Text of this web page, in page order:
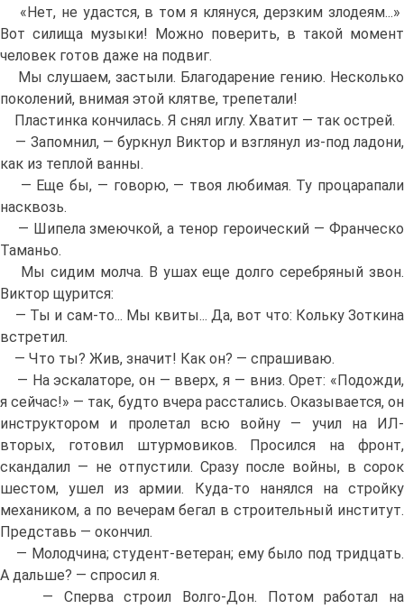
«Нет, не удастся, в том я клянуся, дерзким злодеям...»
Вот силища музыки! Можно поверить, в такой момент
человек готов даже на подвиг.
Мы слушаем, застыли. Благодарение гению. Несколько
поколений, внимая этой клятве, трепетали!
Пластинка кончилась. Я снял иглу. Хватит — так острей.
— Запомнил, — буркнул Виктор и взглянул из-под ладони,
как из теплой ванны.
— Еще бы, — говорю, — твоя любимая. Ту процарапали
насквозь.
— Шипела змеючкой, а тенор героический — Франческо
Таманьо.
Мы сидим молча. В ушах еще долго серебряный звон.
Виктор щурится:
— Ты и сам-то... Мы квиты... Да, вот что: Кольку Зоткина
встретил.
— Что ты? Жив, значит! Как он? — спрашиваю.
— На эскалаторе, он — вверх, я — вниз. Орет: «Подожди,
я сейчас!» — так, будто вчера расстались. Оказывается, он
инструктором и пролетал всю войну — учил на ИЛ-
вторых, готовил штурмовиков. Просился на фронт,
скандалил — не отпустили. Сразу после войны, в сорок
шестом, ушел из армии. Куда-то нанялся на стройку
механиком, а по вечерам бегал в строительный институт.
Представь — окончил.
— Молодчина; студент-ветеран; ему было под тридцать.
А дальше? — спросил я.
— Сперва строил Волго-Дон. Потом работал на